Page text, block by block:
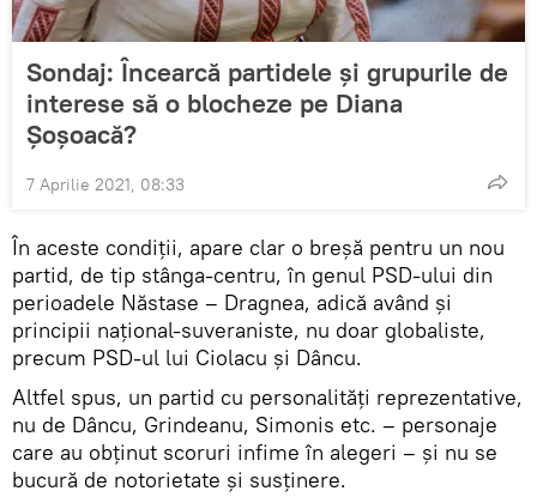
Sondaj: Încearcă partidele și grupurile de
interese să o blocheze pe Diana
Șoșoacă?
7 Aprilie 2021, 08:33
În aceste condiții, apare clar o breșă pentru un nou
partid, de tip stânga-centru, în genul PSD-ului din
perioadele Năstase – Dragnea, adică având și
principii național-suveraniste, nu doar globaliste,
precum PSD-ul lui Ciolacu și Dâncu.
Altfel spus, un partid cu personalități reprezentative,
nu de Dâncu, Grindeanu, Simonis etc. – personaje
care au obținut scoruri infime în alegeri – și nu se
bucură de notorietate și susținere.